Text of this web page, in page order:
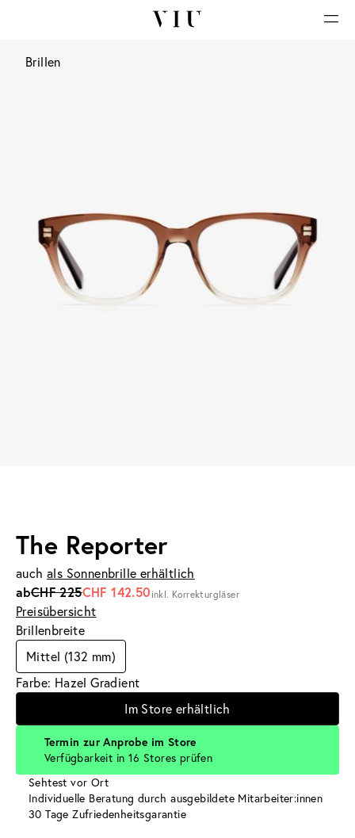
Brillen
The Reporter
auch als Sonnenbrille erhältlich
abCHF 225CHF 142.50 inkl. Korrekturgläser
Preisübersicht
Brillenbreite
Mittel (132 mm)
Farbe: Hazel Gradient
Im Store erhältlich
Termin zur Anprobe im Store
Verfügbarkeit in 16 Stores prüfen
Sehtest vor Ort
Individuelle Beratung durch ausgebildete Mitarbeiter:innen
30 Tage Zufriedenheitsgarantie